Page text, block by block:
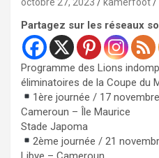
Partagez sur les réseaux
Programme des Lions
éliminatoires de la Coupe du
1ère journée / 17
Cameroun – Île Maurice
Stade Japoma
2ème journée / 21